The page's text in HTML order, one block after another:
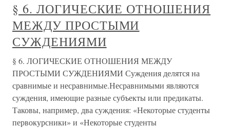
§ 6. ЛОГИЧЕСКИЕ ОТНОШЕНИЯ
МЕЖДУ ПРОСТЫМИ
СУЖДЕНИЯМИ
§ 6. ЛОГИЧЕСКИЕ ОТНОШЕНИЯ МЕЖДУ
ПРОСТЫМИ СУЖДЕНИЯМИ Суждения делятся на
сравнимые и несравнимые.Несравнимыми являются
суждения, имеющие разные субъекты или предикаты.
Таковы, например, два суждения: «Некоторые студенты
первокурсники» и «Некоторые студенты